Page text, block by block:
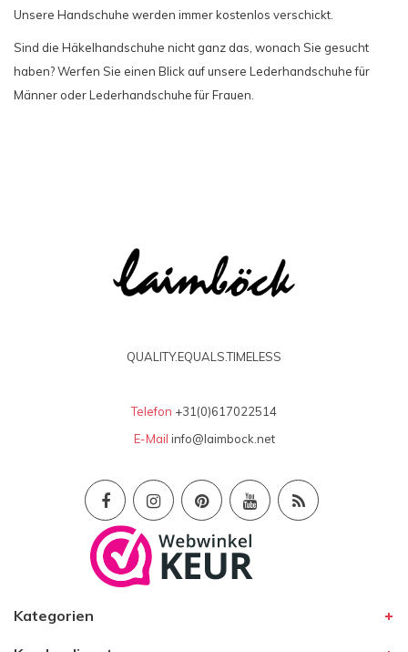
Unsere Handschuhe werden immer kostenlos verschickt.
Sind die Häkelhandschuhe nicht ganz das, wonach Sie gesucht
haben? Werfen Sie einen Blick auf unsere Lederhandschuhe für
Männer oder Lederhandschuhe für Frauen.
QUALITY.EQUALS.TIMELESS
Telefon +31(0)617022514
E-Mail info@laimbock.net
Kategorien